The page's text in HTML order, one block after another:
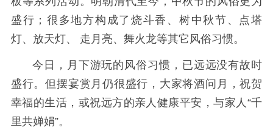
盛行；很多地方构成了烧斗香、树中秋节、点塔
灯、放天灯、 走月亮、舞火龙等其它风俗习惯。
今日，月下游玩的风俗习惯，已远远没有故时
盛行。但摆宴赏月仍很盛行，大家将酒问月，祝贺
幸福的生活，或祝远方的亲人健康平安，与家人“千
里共婵娟”。